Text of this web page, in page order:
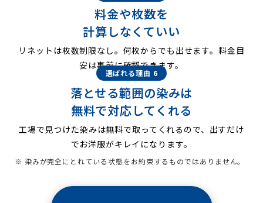
料金や枚数を
計算しなくていい
リネットは枚数制限なし。何枚からでも出せます。料金目
安は事前に確認できます。
選ばれる理由 6
落とせる範囲の染みは
無料で対応してくれる
工場で見つけた染みは無料で取ってくれるので、出すだけ
でお洋服がキレイになります。
※ 染みが完全にとれている状態をお約束するものではありません。